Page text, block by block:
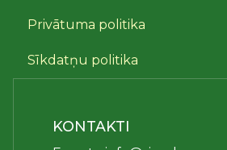
Privātuma politika
Sīkdatņu politika
KONTAKTI